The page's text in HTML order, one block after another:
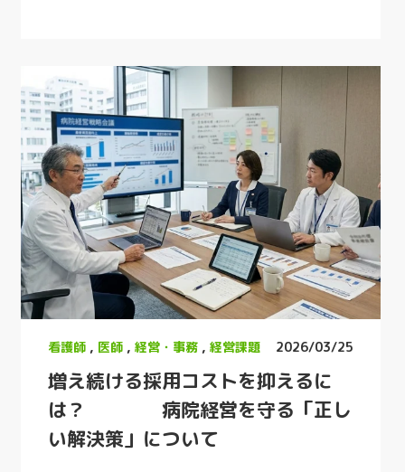
2026/03/25
看護師 , 医師 , 経営・事務 , 経営課題
増え続ける採用コストを抑えるに
は？ 病院経営を守る「正し
い解決策」について